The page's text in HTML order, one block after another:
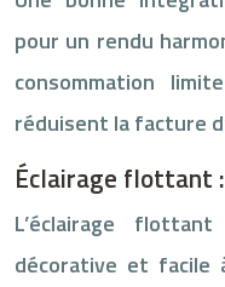
pour un rendu
consommation
réduisent la facture
Éclairage flottant
L’éclairage
décorative et facile